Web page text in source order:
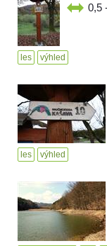
0,5
les výhled
les výhled